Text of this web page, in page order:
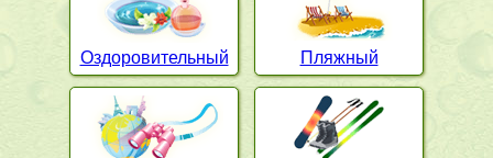
Оздоровительный Пляжный